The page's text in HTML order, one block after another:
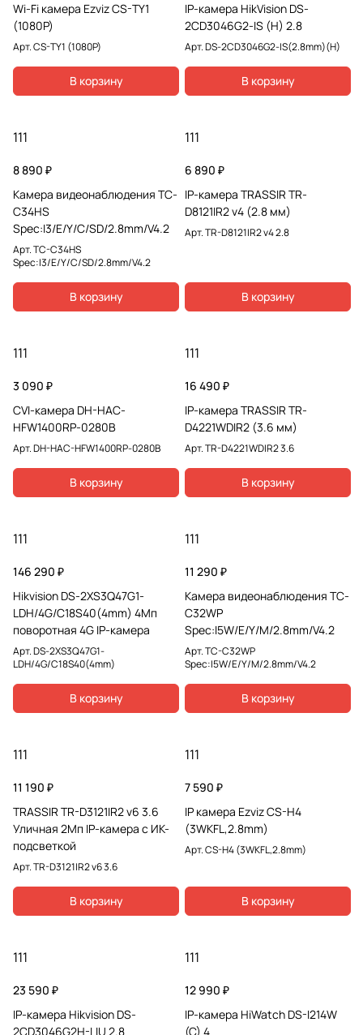
Wi-Fi камера Ezviz CS-TY1
(1080P)
Арт.CS-TY1 (1080P)
В корзину
IP-камера HikVision DS-
2CD3046G2-IS (H) 2.8
Арт.DS-2CD3046G2-IS(2.8mm)(H)
В корзину
111
8 890 ₽
Камера видеонаблюдения TC-
C34HS
Spec:I3/E/Y/C/SD/2.8mm/V4.2
Арт.TC-C34HS
Spec:I3/E/Y/C/SD/2.8mm/V4.2
В корзину
111
6 890 ₽
IP-камера TRASSIR TR-
D8121IR2 v4 (2.8 мм)
Арт.TR-D8121IR2 v4 2.8
В корзину
111
3 090 ₽
CVI-камера DH-HAC-
HFW1400RP-0280B
Арт.DH-HAC-HFW1400RP-0280B
В корзину
111
16 490 ₽
IP-камера TRASSIR TR-
D4221WDIR2 (3.6 мм)
Арт.TR-D4221WDIR2 3.6
В корзину
111
146 290 ₽
Hikvision DS-2XS3Q47G1-
LDH/4G/C18S40(4mm) 4Мп
поворотная 4G IP-камера
Арт.DS-2XS3Q47G1-
LDH/4G/C18S40(4mm)
В корзину
111
11 290 ₽
Камера видеонаблюдения TC-
C32WP
Spec:I5W/E/Y/M/2.8mm/V4.2
Арт.TC-C32WP
Spec:I5W/E/Y/M/2.8mm/V4.2
В корзину
111
11 190 ₽
TRASSIR TR-D3121IR2 v6 3.6
Уличная 2Мп IP-камера с ИК-
подсветкой
Арт.TR-D3121IR2 v6 3.6
В корзину
111
7 590 ₽
IP камера Ezviz CS-H4
(3WKFL,2.8mm)
Арт.CS-H4 (3WKFL,2.8mm)
В корзину
111
23 590 ₽
IP-камера Hikvision DS-
2CD3046G2H-LIU 2.8
111
12 990 ₽
IP-камера HiWatch DS-I214W
(C) 4